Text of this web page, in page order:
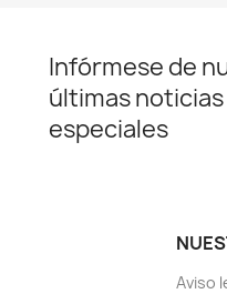
Infórmese de
últimas
especiales
Aviso